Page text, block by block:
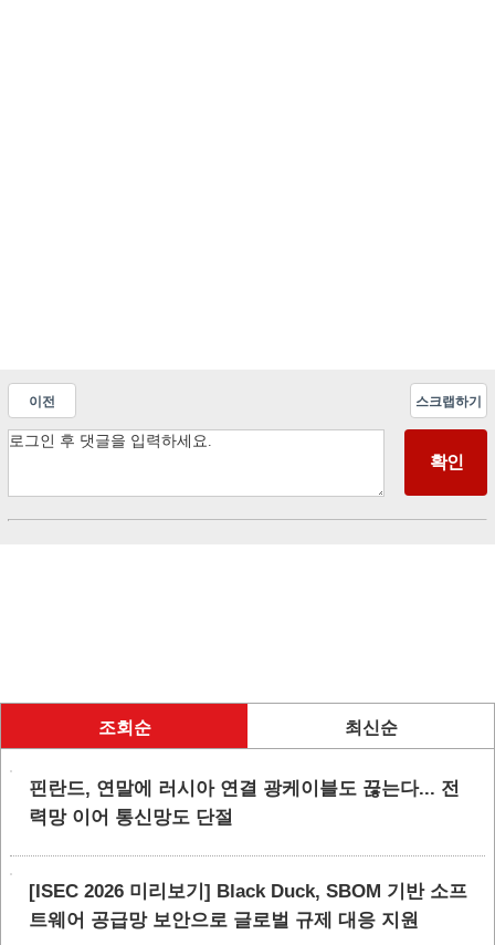
이전 스크랩하기
조회순 최신순
핀란드, 연말에 러시아 연결 광케이블도 끊는다... 전
력망 이어 통신망도 단절
[ISEC 2026 미리보기] Black Duck, SBOM 기반 소프
트웨어 공급망 보안으로 글로벌 규제 대응 지원